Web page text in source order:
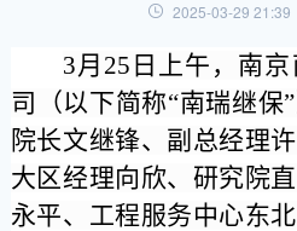
2025-03-29 21:39
3月 25 日上午，南
司（以下简称“南瑞继保”
院长文继锋、副总经理
大区经理向欣、研究院
永平、工程服务中心东